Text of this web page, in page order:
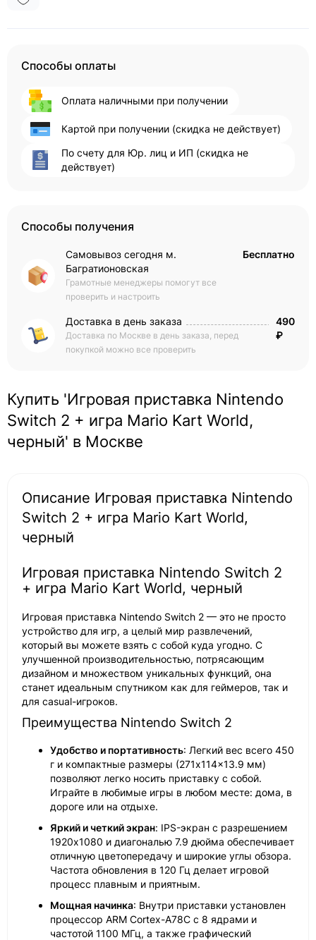
Способы оплаты
Оплата наличными при получении
Картой при получении (скидка не действует)
По счету для Юр. лиц и ИП (скидка не
действует)
Способы получения
Самовывоз сегодня м.
Багратионовская
Грамотные менеджеры помогут все
проверить и настроить
Бесплатно
Доставка в день заказа
Доставка по Москве в день заказа, перед
покупкой можно все проверить
490
₽
Купить 'Игровая приставка Nintendo
Switch 2 + игра Mario Kart World,
черный' в Москве
Описание Игровая приставка Nintendo
Switch 2 + игра Mario Kart World,
черный
Игровая приставка Nintendo Switch 2
+ игра Mario Kart World, черный
Игровая приставка Nintendo Switch 2 — это не просто
устройство для игр, а целый мир развлечений,
который вы можете взять с собой куда угодно. С
улучшенной производительностью, потрясающим
дизайном и множеством уникальных функций, она
станет идеальным спутником как для геймеров, так и
для casual-игроков.
Преимущества Nintendo Switch 2
Удобство и портативность: Легкий вес всего 450
г и компактные размеры (271x114x13.9 мм)
позволяют легко носить приставку с собой.
Играйте в любимые игры в любом месте: дома, в
дороге или на отдыхе.
Яркий и четкий экран: IPS-экран с разрешением
1920x1080 и диагональю 7.9 дюйма обеспечивает
отличную цветопередачу и широкие углы обзора.
Частота обновления в 120 Гц делает игровой
процесс плавным и приятным.
Мощная начинка: Внутри приставки установлен
процессор ARM Cortex-A78C с 8 ядрами и
частотой 1100 МГц, а также графический